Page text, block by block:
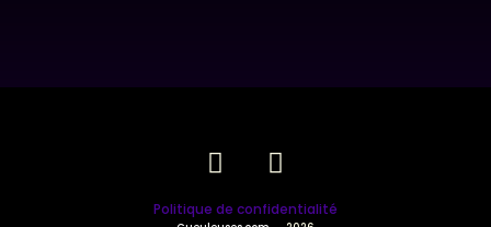
Politique de confidentialité